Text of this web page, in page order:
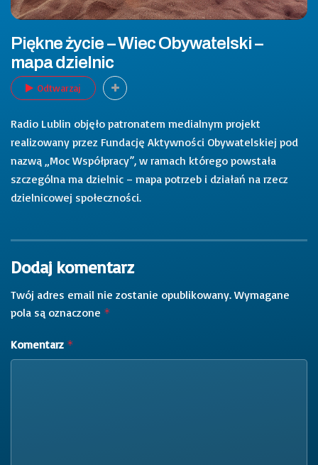
Piękne życie – Wiec Obywatelski –
mapa dzielnic
Odtwarzaj
Radio Lublin objęło patronatem medialnym projekt
realizowany przez Fundację Aktywności Obywatelskiej pod
nazwą „Moc Współpracy”, w ramach którego powstała
szczególna ma dzielnic – mapa potrzeb i działań na rzecz
dzielnicowej społeczności.
Dodaj komentarz
Twój adres email nie zostanie opublikowany. Wymagane
pola są oznaczone *
Komentarz *